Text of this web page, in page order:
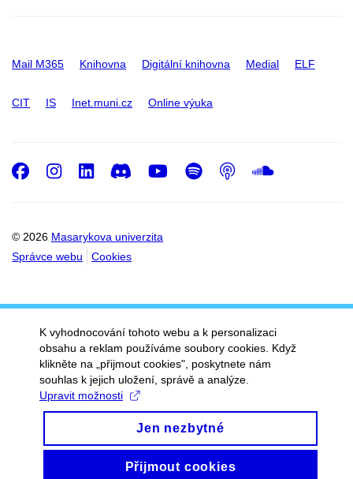
Mail M365 Knihovna Digitální knihovna Medial ELF
CIT IS Inet.muni.cz Online výuka
© 2026 Masarykova univerzita
Správce webu
Cookies
Facebook
Instagram
LinkedIn
DiscordYoutube
Spotify
Podcast
K vyhodnocování tohoto webu a k personalizaci
obsahu a reklam používáme soubory cookies. Když
klikněte na „přijmout cookies", poskytnete nám
souhlas k jejich uložení, správě a analýze.
Upravit možnosti
Jen nezbytné
Přijmout cookies